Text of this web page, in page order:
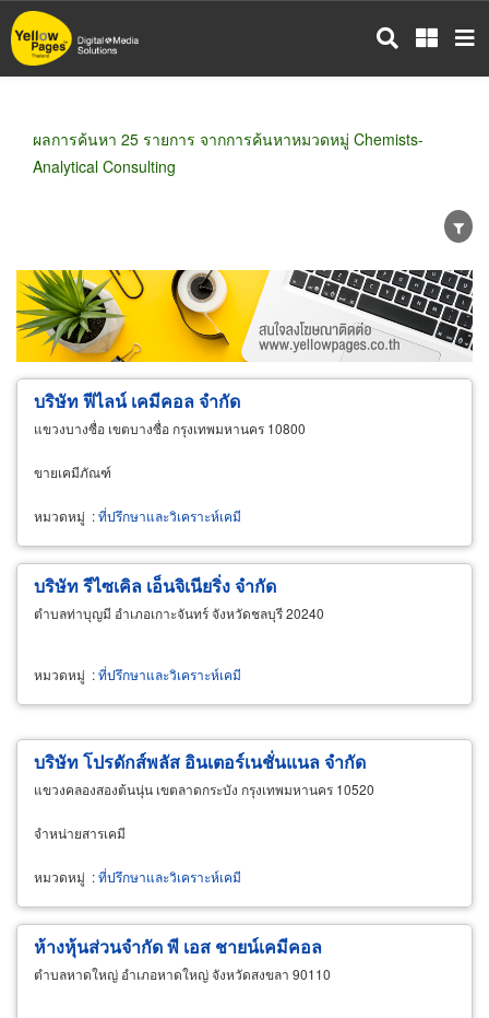
ข้าม
ไป
ผลการค้นหา 25 รายการ จากการค้นหาหมวดหมู่ Chemists-
Analytical Consulting
ขายส่ง ขายปลีก ผู้ผลิต
ตัวแทนจัดจำหน่าย
ผู้ส่งออก/นำเข้า
ธุรกิจบริการ
บริษัท ฟีไลน์ เคมีคอล จำกัด
แขวงบางซื่อ เขตบางซื่อ กรุงเทพมหานคร 10800
ขายเคมีภัณฑ์
หมวดหมู่ :ที่ปรึกษาและวิเคราะห์เคมี
บริษัท รีไซเคิล เอ็นจิเนียริ่ง จำกัด
ตำบลท่าบุญมี อำเภอเกาะจันทร์ จังหวัดชลบุรี 20240
หมวดหมู่ :ที่ปรึกษาและวิเคราะห์เคมี
บริษัท โปรดักส์พลัส อินเตอร์เนชั่นแนล จำกัด
แขวงคลองสองต้นนุ่น เขตลาดกระบัง กรุงเทพมหานคร 10520
จำหน่ายสารเคมี
หมวดหมู่ :ที่ปรึกษาและวิเคราะห์เคมี
ห้างหุ้นส่วนจำกัด พี เอส ชายน์เคมีคอล
ตำบลหาดใหญ่ อำเภอหาดใหญ่ จังหวัดสงขลา 90110